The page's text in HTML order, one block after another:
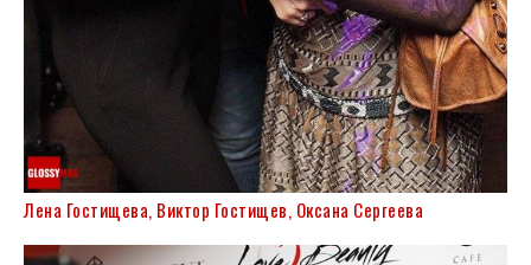
Лена Гостищева, Виктор Гостищев, Оксана Сергеева